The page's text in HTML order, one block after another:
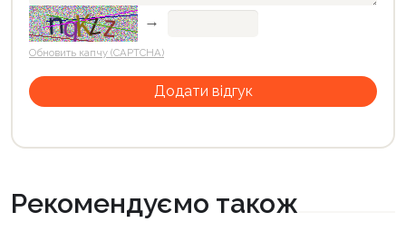
→
Обновить капчу (CAPTCHA)
Рекомендуємо також